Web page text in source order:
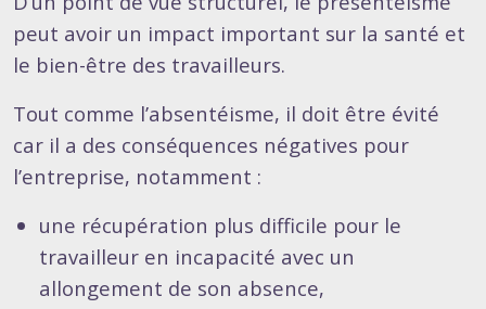
peut avoir un impact important sur la santé et
le bien-être des travailleurs.
Tout comme l’absentéisme, il doit être évité
car il a des conséquences négatives pour
l’entreprise, notamment :
une récupération plus difficile pour le
travailleur en incapacité avec un
allongement de son absence,